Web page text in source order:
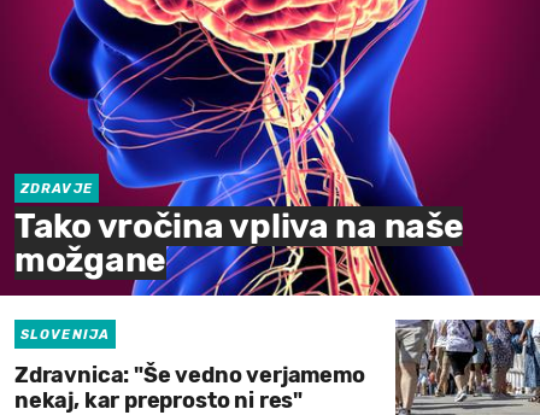
ZDRAVJE
Tako vročina vpliva na naše
možgane
SLOVENIJA
Zdravnica: "Še vedno verjamemo
nekaj, kar preprosto ni res"